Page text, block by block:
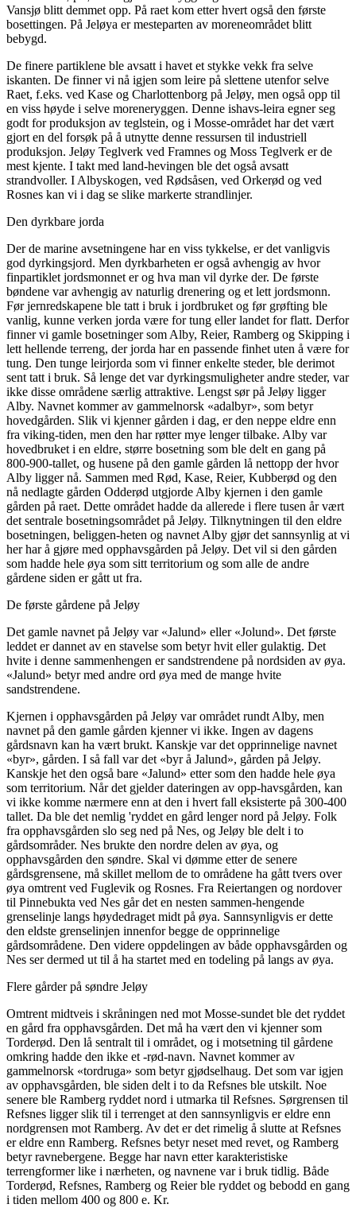
Vansjø blitt demmet opp. På raet kom etter hvert også den første
bosettingen. På Jeløya er mesteparten av moreneområdet blitt
bebygd.
De finere partiklene ble avsatt i havet et stykke vekk fra selve
iskanten. De finner vi nå igjen som leire på slettene utenfor selve
Raet, f.eks. ved Kase og Charlottenborg på Jeløy, men også opp til
en viss høyde i selve moreneryggen. Denne ishavs-leira egner seg
godt for produksjon av teglstein, og i Mosse-området har det vært
gjort en del forsøk på å utnytte denne ressursen til industriell
produksjon. Jeløy Teglverk ved Framnes og Moss Teglverk er de
mest kjente. I takt med land-hevingen ble det også avsatt
strandvoller. I Albyskogen, ved Rødsåsen, ved Orkerød og ved
Rosnes kan vi i dag se slike markerte strandlinjer.
Den dyrkbare jorda
Der de marine avsetningene har en viss tykkelse, er det vanligvis
god dyrkingsjord. Men dyrkbarheten er også avhengig av hvor
finpartiklet jordsmonnet er og hva man vil dyrke der. De første
bøndene var avhengig av naturlig drenering og et lett jordsmonn.
Før jernredskapene ble tatt i bruk i jordbruket og før grøfting ble
vanlig, kunne verken jorda være for tung eller landet for flatt. Derfor
finner vi gamle bosetninger som Alby, Reier, Ramberg og Skipping i
lett hellende terreng, der jorda har en passende finhet uten å være for
tung. Den tunge leirjorda som vi finner enkelte steder, ble derimot
sent tatt i bruk. Så lenge det var dyrkingsmuligheter andre steder, var
ikke disse områdene særlig attraktive. Lengst sør på Jeløy ligger
Alby. Navnet kommer av gammelnorsk «adalbyr», som betyr
hovedgården. Slik vi kjenner gården i dag, er den neppe eldre enn
fra viking-tiden, men den har røtter mye lenger tilbake. Alby var
hovedbruket i en eldre, større bosetning som ble delt en gang på
800-900-tallet, og husene på den gamle gården lå nettopp der hvor
Alby ligger nå. Sammen med Rød, Kase, Reier, Kubberød og den
nå nedlagte gården Odderød utgjorde Alby kjernen i den gamle
gården på raet. Dette området hadde da allerede i flere tusen år vært
det sentrale bosetningsområdet på Jeløy. Tilknytningen til den eldre
bosetningen, beliggen-heten og navnet Alby gjør det sannsynlig at vi
her har å gjøre med opphavsgården på Jeløy. Det vil si den gården
som hadde hele øya som sitt territorium og som alle de andre
gårdene siden er gått ut fra.
De første gårdene på Jeløy
Det gamle navnet på Jeløy var «Jalund» eller «Jolund». Det første
leddet er dannet av en stavelse som betyr hvit eller gulaktig. Det
hvite i denne sammenhengen er sandstrendene på nordsiden av øya.
«Jalund» betyr med andre ord øya med de mange hvite
sandstrendene.
Kjernen i opphavsgården på Jeløy var området rundt Alby, men
navnet på den gamle gården kjenner vi ikke. Ingen av dagens
gårdsnavn kan ha vært brukt. Kanskje var det opprinnelige navnet
«byr», gården. I så fall var det «byr å Jalund», gården på Jeløy.
Kanskje het den også bare «Jalund» etter som den hadde hele øya
som territorium. Når det gjelder dateringen av opp-havsgården, kan
vi ikke komme nærmere enn at den i hvert fall eksisterte på 300-400
tallet. Da ble det nemlig 'ryddet en gård lenger nord på Jeløy. Folk
fra opphavsgården slo seg ned på Nes, og Jeløy ble delt i to
gårdsområder. Nes brukte den nordre delen av øya, og
opphavsgården den søndre. Skal vi dømme etter de senere
gårdsgrensene, må skillet mellom de to områdene ha gått tvers over
øya omtrent ved Fuglevik og Rosnes. Fra Reiertangen og nordover
til Pinnebukta ved Nes går det en nesten sammen-hengende
grenselinje langs høydedraget midt på øya. Sannsynligvis er dette
den eldste grenselinjen innenfor begge de opprinnelige
gårdsområdene. Den videre oppdelingen av både opphavsgården og
Nes ser dermed ut til å ha startet med en todeling på langs av øya.
Flere gårder på søndre Jeløy
Omtrent midtveis i skråningen ned mot Mosse-sundet ble det ryddet
en gård fra opphavsgården. Det må ha vært den vi kjenner som
Torderød. Den lå sentralt til i området, og i motsetning til gårdene
omkring hadde den ikke et -rød-navn. Navnet kommer av
gammelnorsk «tordruga» som betyr gjødselhaug. Det som var igjen
av opphavsgården, ble siden delt i to da Refsnes ble utskilt. Noe
senere ble Ramberg ryddet nord i utmarka til Refsnes. Sørgrensen til
Refsnes ligger slik til i terrenget at den sannsynligvis er eldre enn
nordgrensen mot Ramberg. Av det er det rimelig å slutte at Refsnes
er eldre enn Ramberg. Refsnes betyr neset med revet, og Ramberg
betyr ravnebergene. Begge har navn etter karakteristiske
terrengformer like i nærheten, og navnene var i bruk tidlig. Både
Torderød, Refsnes, Ramberg og Reier ble ryddet og bebodd en gang
i tiden mellom 400 og 800 e. Kr.